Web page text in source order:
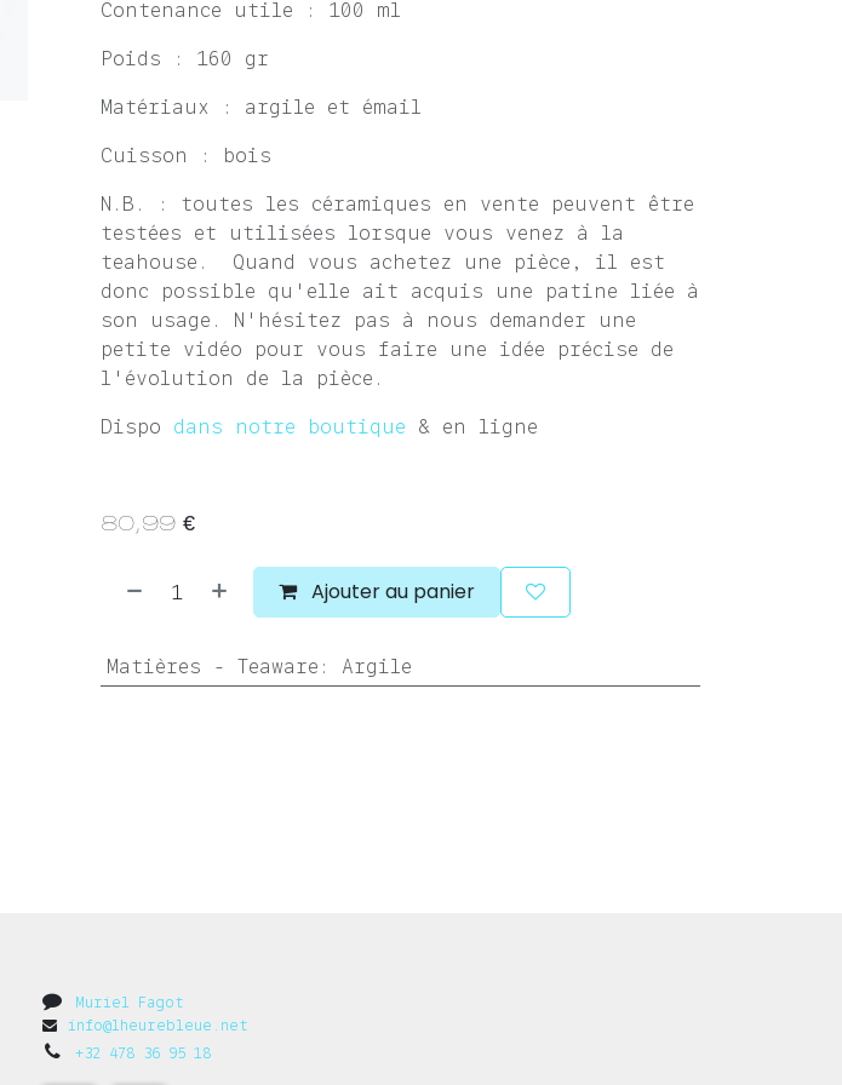
Contenance utile : 100 ml
Poids : 160 gr
Matériaux : argile et émail
Cuisson : bois
N.B. : toutes les céramiques en vente peuvent être
testées et utilisées lorsque vous venez à la
teahouse. Quand vous achetez une pièce, il est
donc possible qu'elle ait acquis une patine liée à
son usage. N'hésitez pas à nous demander une
petite vidéo pour vous faire une idée précise de
l'évolution de la pièce.
Dispo dans notre boutique & en ligne
80,99 €
Ajouter au panier
Matières - Teaware : Argile
Muriel Fagot
info@lheurebleue.net
+32 478 36 95 18